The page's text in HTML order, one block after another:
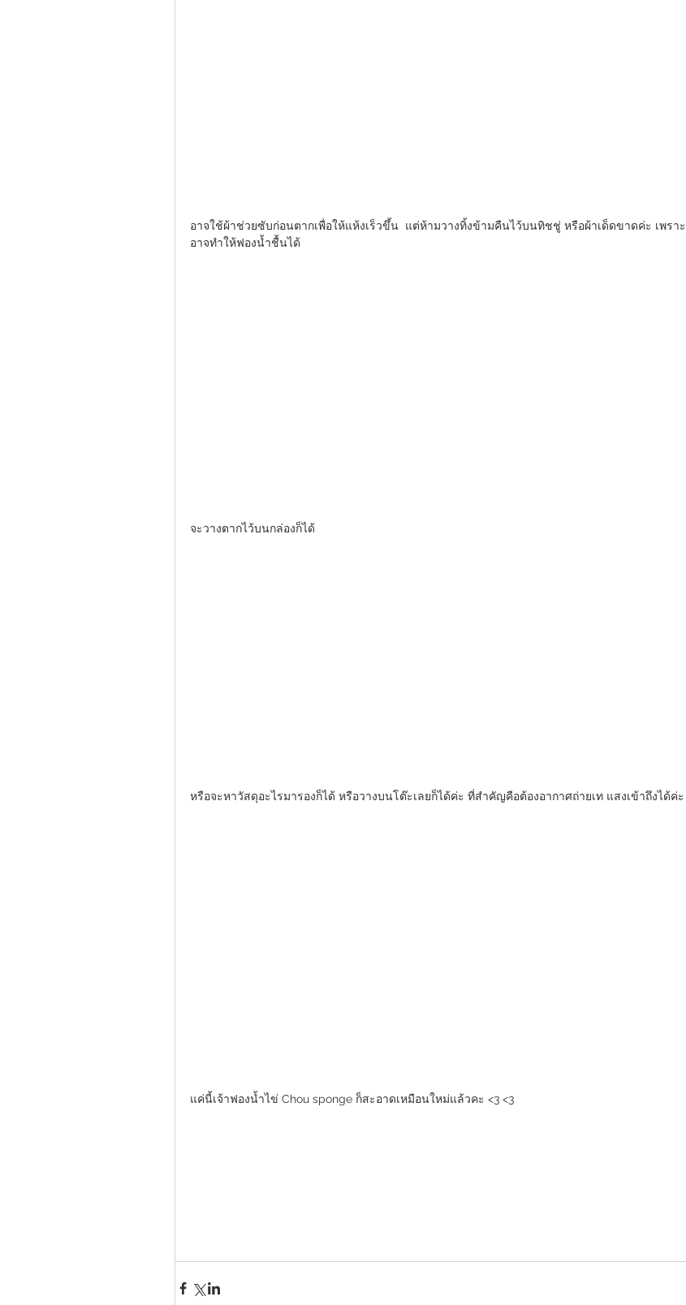
อาจใช้ผ้าช่วยซับก่อนตากเพื่อให้แห้งเร็วขึ้น  แต่ห้ามวางทิ้งข้ามคืนไว้บนทิชชู่ หรือผ้าเด็ดขาดค่ะ เพราะ
อาจทำให้ฟองน้ำชื้นได้
จะวางตากไว้บนกล่องก็ได้
หรือจะหาวัสดุอะไรมารองก็ได้ หรือวางบนโต๊ะเลยก็ได้ค่ะ ที่สำคัญคือต้องอากาศถ่ายเท แสงเข้าถึงได้ค่ะ
แค่นี้เจ้าฟองน้ำไข่ Chou sponge ก็สะอาดเหมือนใหม่แล้วคะ <3 <3